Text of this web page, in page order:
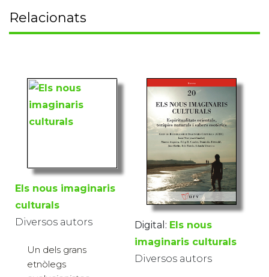
Relacionats
Els nous imaginaris
culturals
Diversos autors
Un dels grans
etnòlegs
Digital: Els nous
imaginaris culturals
Diversos autors